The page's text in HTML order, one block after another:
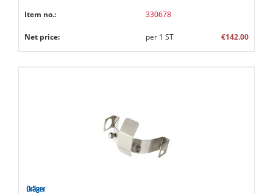
Item no.: 330678
Net price: per 1 ST €142.00